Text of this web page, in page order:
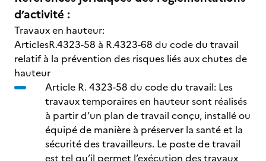
d’activité :
Travaux en hauteur:
ArticlesR.4323-58 à R.4323-68 du code du travail
relatif à la prévention des risques liés aux chutes de
hauteur
Article R. 4323-58 du code du travail: Les
travaux temporaires en hauteur sont réalisés
à partir d’un plan de travail conçu, installé ou
équipé de manière à préserver la santé et la
sécurité des travailleurs. Le poste de travail
est tel qu’il permet l’exécution des travaux